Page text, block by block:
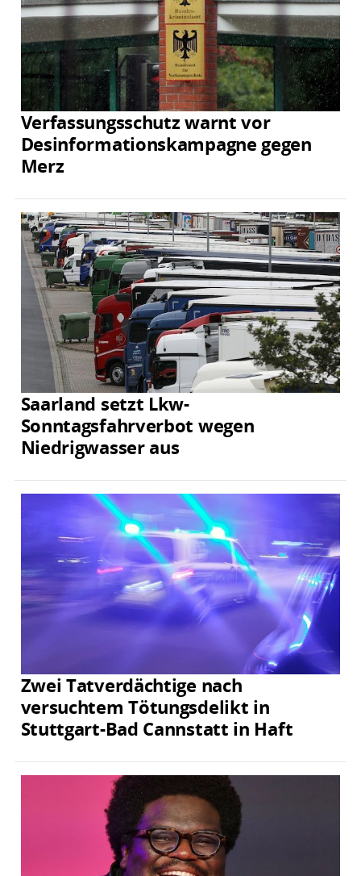
Verfassungsschutz warnt vor
Desinformationskampagne gegen
Merz
Saarland setzt Lkw-
Sonntagsfahrverbot wegen
Niedrigwasser aus
Zwei Tatverdächtige nach
versuchtem Tötungsdelikt in
Stuttgart-Bad Cannstatt in Haft